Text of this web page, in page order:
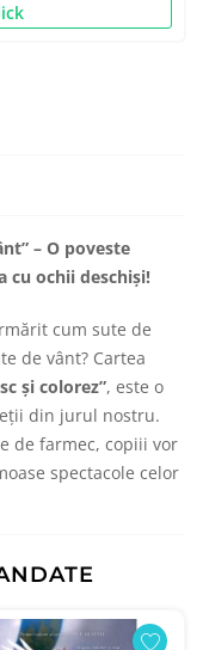
– O poveste
cu ochii deschiși!
cum sute de
de vânt? Cartea
și colorez”, este o
din jurul nostru.
de farmec, copiii vor
spectacole celor